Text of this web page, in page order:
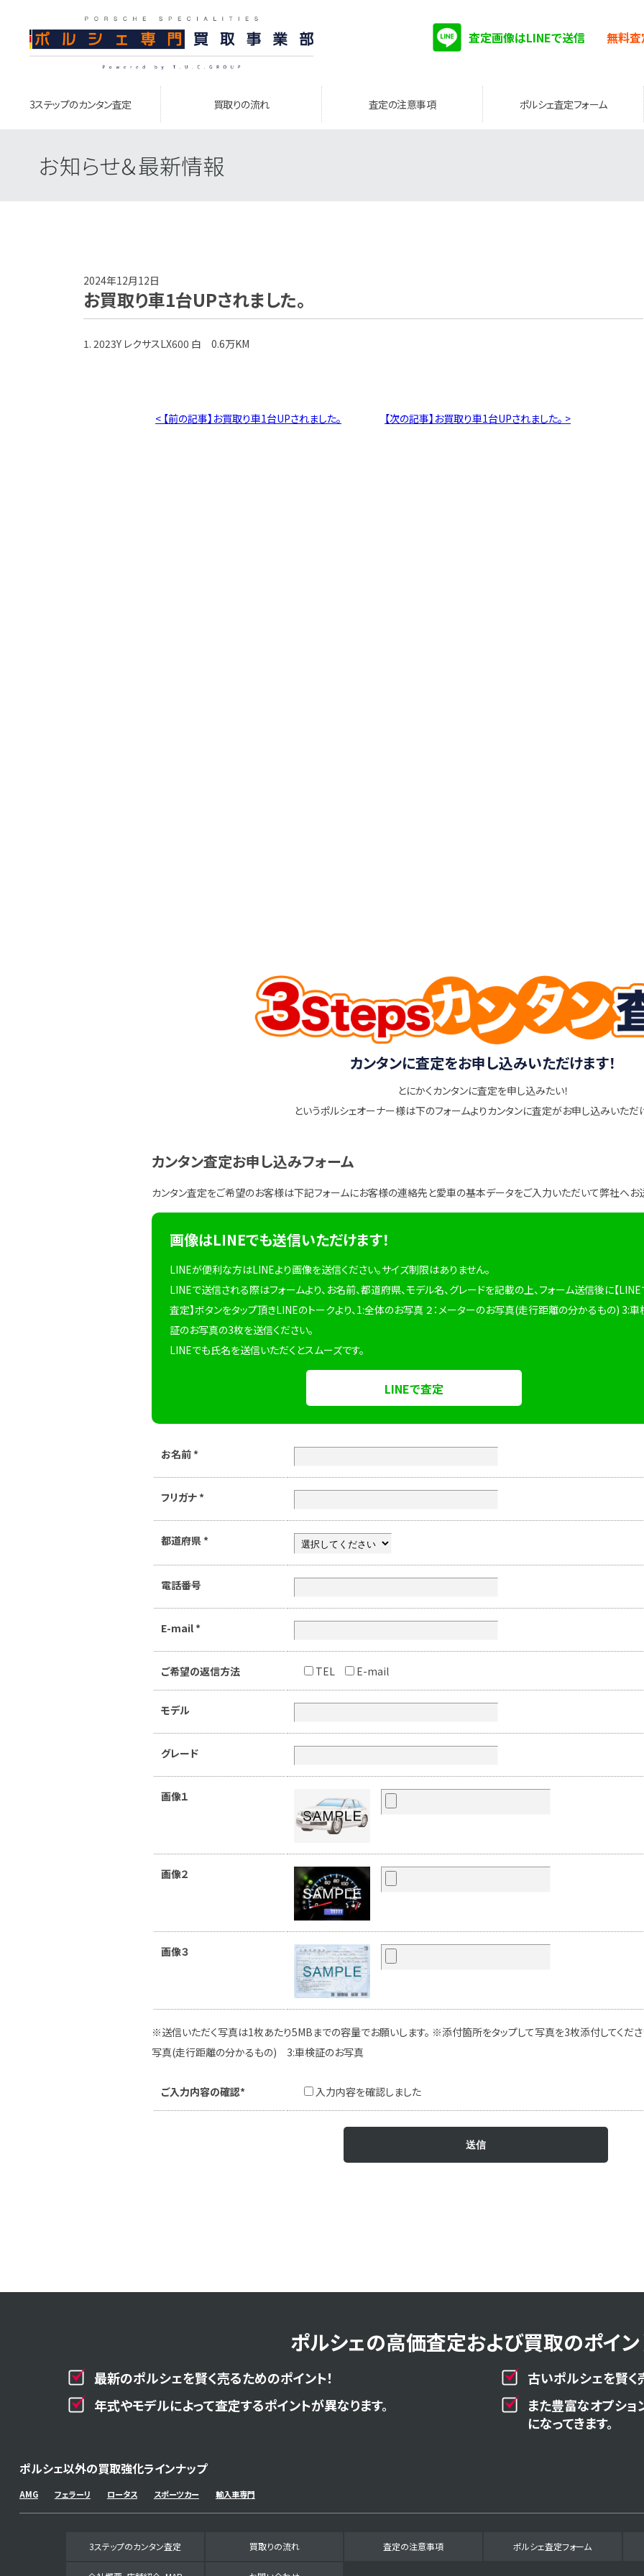
査定画像はLINEで送信 無料査
3ステップのカンタン査定 買取りの流れ 査定の注意事項 ポルシェ査定フォーム
お知らせ＆最新情報
2024年12月12日
お買取り車1台UPされました。
1. 2023Y レクサスLX600 白 0.6万KM
< 【前の記事】お買取り車1台UPされました。 【次の記事】お買取り車1台UPされました。 >
カンタンに査定をお申し込みいただけます！
とにかくカンタンに査定を申し込みたい！
というポルシェオーナー様は下のフォームよりカンタンに査定がお申し込みいただ
カンタン査定お申し込みフォーム
カンタン査定をご希望のお客様は下記フォームにお客様の連絡先と愛車の基本データをご入力いただいて弊社へお
画像はLINEでも送信いただけます！
LINEが便利な方はLINEより画像を送信ください。サイズ制限はありません。
LINEで送信される際はフォームより、お名前、都道府県、モデル名、グレードを記載の上、フォーム送信後に【LINE
査定】ボタンをタップ頂きLINEのトークより、1:全体のお写真 ２：メーターのお写真(走行距離の分かるもの) 3:車
証のお写真の3枚を送信ください。
LINEでも氏名を送信いただくとスムーズです。
LINEで査定
お名前 *
フリガナ *
都道府県 *
電話番号
E-mail *
ご希望の返信方法 TEL E-mail
モデル
グレード
画像１
画像２
画像３
※送信いただく写真は1枚あたり5MBまでの容量でお願いします。 ※添付箇所をタップして写真を3枚添付してくだ
写真(走行距離の分かるもの) 3:車検証のお写真
ご入力内容の確認* 入力内容を確認しました
ポルシェの高価査定および買取のポイン
最新のポルシェを賢く売るためのポイント！
古いポルシェを賢く
年式やモデルによって査定するポイントが異なります。
また豊富なオプシ
になってきます。
ポルシェ以外の買取強化ラインナップ
AMG フェラーリ ロータス スポーツカー 輸入車専門
3ステップのカンタン査定 買取りの流れ 査定の注意事項 ポルシェ査定フォーム